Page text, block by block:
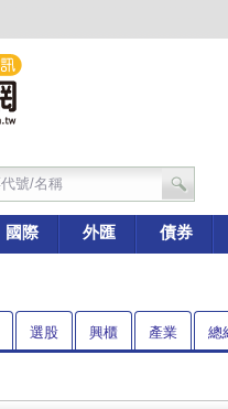
國際 外匯 債券
選股 興櫃 產業 總